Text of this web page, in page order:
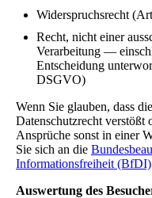
Widerspruchsrecht
Recht, nicht einer
Verarbeitung —
Entscheidung
DSGVO)
Wenn Sie glauben, dass
Datenschutzrecht verstößt
Ansprüche sonst in einer
Sie sich an die
Informationsfreiheit (BfDI)
Auswertung des